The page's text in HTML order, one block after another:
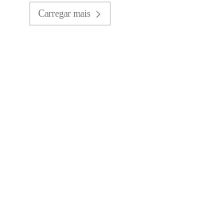
Carregar mais